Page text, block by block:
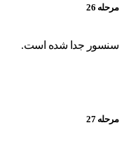
مرحله 26
سنسور جدا شده است.
مرحله 27